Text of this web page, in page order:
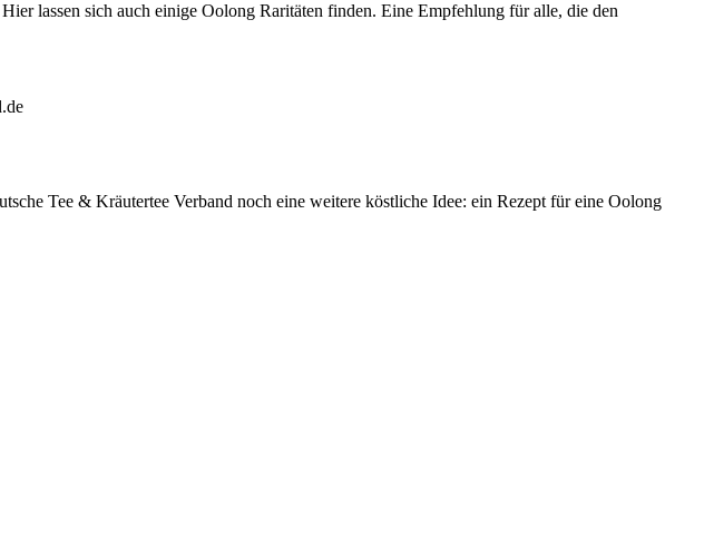
lassen sich auch einige Oolong Raritäten finden. Eine Empfehlung für alle, die den
Tee & Kräutertee Verband noch eine weitere köstliche Idee: ein Rezept für eine Oolong